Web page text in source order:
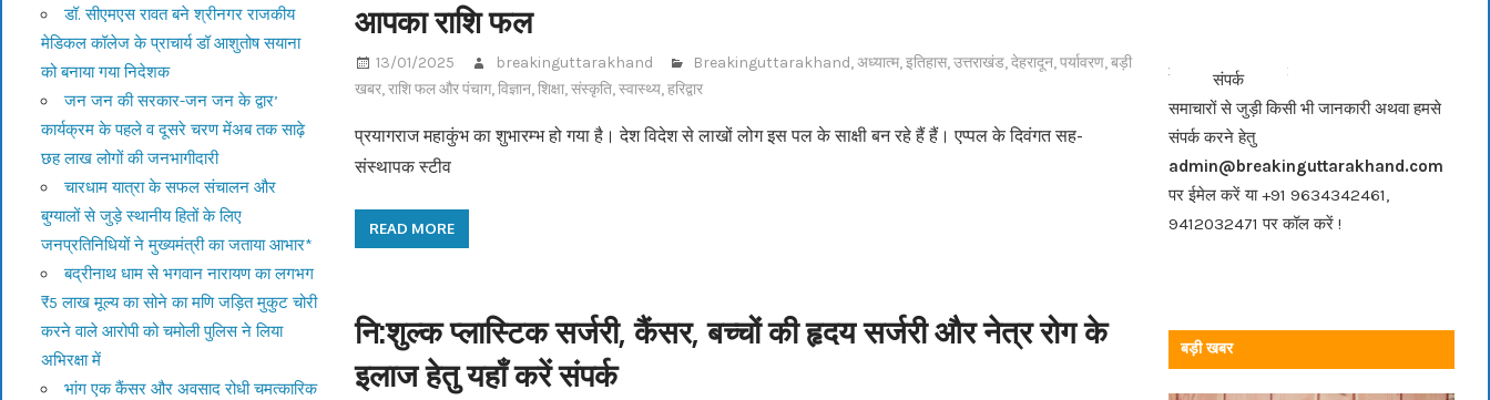
आपका राशि फल
13/01/2025 breakinguttarakhand Breakinguttarakhand,अध्यात्म,इतिहास,उत्तराखंड,देहरादून,पर्यावरण,बड़ी
खबर,राशि फल और पंचाग,विज्ञान,शिक्षा,संस्कृति,स्वास्थ्य,हरिद्वार
प्रयागराज महाकुंभ का शुभारम्भ हो गया है। देश विदेश से लाखों लोग इस पल के साक्षी बन रहे हैं हैं। एप्पल के दिवंगत सह-
संस्थापक स्टीव
READ MORE
नि:शुल्क प्लास्टिक सर्जरी, कैंसर, बच्चों की हृदय सर्जरी और नेत्र रोग के
इलाज हेतु यहाँ करें संपर्क
डॉ. सीएमएस रावत बने श्रीनगर राजकीय
मेडिकल कॉलेज के प्राचार्य डॉ आशुतोष सयाना
को बनाया गया निदेशक
जन जन की सरकार-जन जन के द्वार’
कार्यक्रम के पहले व दूसरे चरण मेंअब तक साढ़े
छह लाख लोगों की जनभागीदारी
चारधाम यात्रा के सफल संचालन और
बुग्यालों से जुड़े स्थानीय हितों के लिए
जनप्रतिनिधियों ने मुख्यमंत्री का जताया आभार*
बद्रीनाथ धाम से भगवान नारायण का लगभग
₹5 लाख मूल्य का सोने का मणि जड़ित मुकुट चोरी
करने वाले आरोपी को चमोली पुलिस ने लिया
अभिरक्षा में
भांग एक कैंसर और अवसाद रोधी चमत्कारिक
b
o
o
k
<<< संपर्क
>>>
समाचारों से जुड़ी किसी भी जानकारी अथवा हमसे
संपर्क करने हेतु
admin@breakinguttarakhand.com
पर ईमेल करें या +91 9634342461,
9412032471 पर कॉल करें !
बड़ी खबर